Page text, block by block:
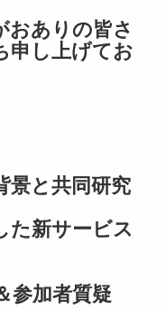
おありの皆さ
申し上げてお
景と共同研究
た新サービス
参加者質疑